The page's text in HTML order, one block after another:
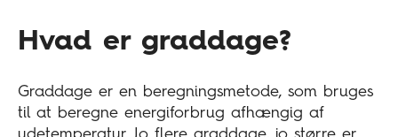
Hvad er graddage?
Graddage er en beregningsmetode, som bruges
til at beregne energiforbrug afhængig af